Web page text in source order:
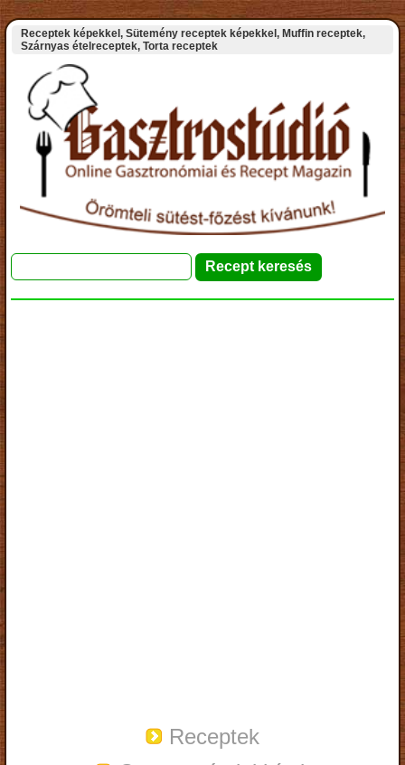
Receptek képekkel, Sütemény receptek képekkel, Muffin receptek,
Szárnyas ételreceptek, Torta receptek
Receptek